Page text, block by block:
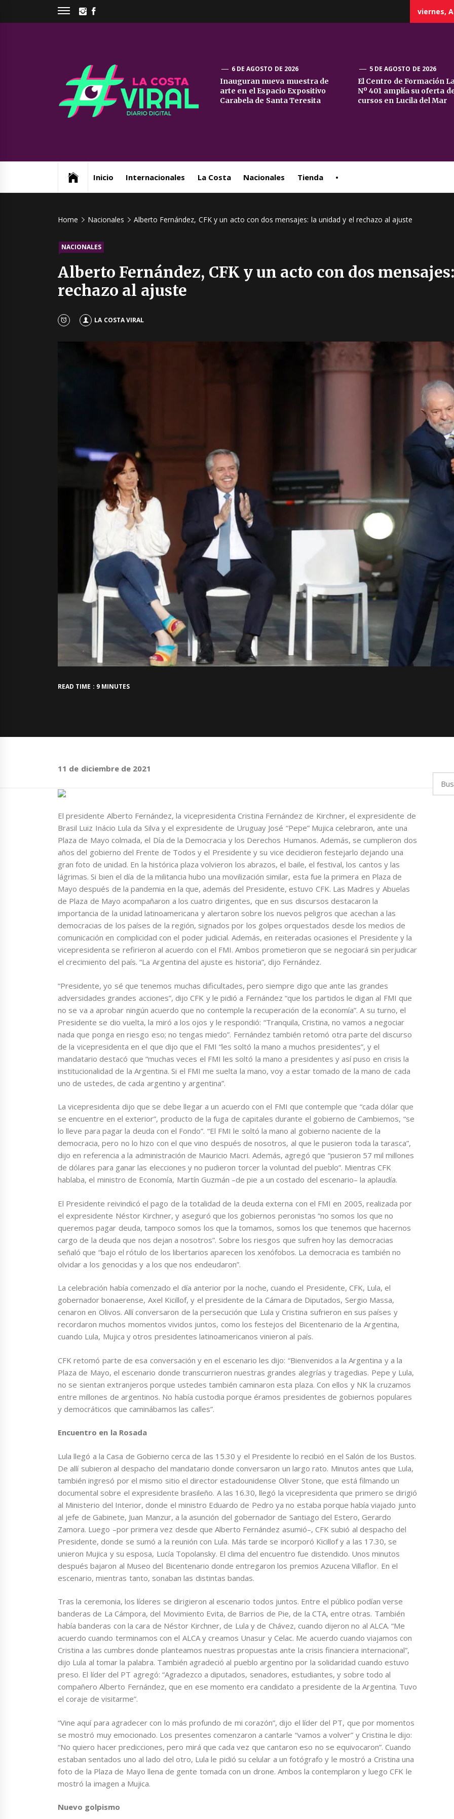
INSTAGRAM
viernes,
La
Costa
6 DE AGOSTO DE 2026
Inauguran nueva muestra de
arte en el Espacio Expositivo
Carabela de Santa Teresita
5 DE AGOSTO DE 2026
El Centro de Formación
Nº 401 amplía su oferta
cursos en Lucila del Mar
Inicio Internacionales La Costa Nacionales Tienda •
Home Nacionales Alberto Fernández, CFK y un acto con dos mensajes: la unidad y el rechazo al ajuste
NACIONALES
Alberto Fernández, CFK y un acto con dos
rechazo al ajuste
LA COSTA VIRAL
READ TIME : 9 MINUTES
11 de diciembre de 2021
El presidente Alberto Fernández, la vicepresidenta Cristina Fernández de Kirchner, el expresidente de
Brasil Luiz Inácio Lula da Silva y el expresidente de Uruguay José “Pepe” Mujica celebraron, ante una
Plaza de Mayo colmada, el Día de la Democracia y los Derechos Humanos. Además, se cumplieron dos
años del gobierno del Frente de Todos y el Presidente y su vice decidieron festejarlo dejando una
gran foto de unidad. En la histórica plaza volvieron los abrazos, el baile, el festival, los cantos y las
lágrimas. Si bien el día de la militancia hubo una movilización similar, esta fue la primera en Plaza de
Mayo después de la pandemia en la que, además del Presidente, estuvo CFK. Las Madres y Abuelas
de Plaza de Mayo acompañaron a los cuatro dirigentes, que en sus discursos destacaron la
importancia de la unidad latinoamericana y alertaron sobre los nuevos peligros que acechan a las
democracias de los países de la región, signados por los golpes orquestados desde los medios de
comunicación en complicidad con el poder judicial. Además, en reiteradas ocasiones el Presidente y la
vicepresidenta se refirieron al acuerdo con el FMI. Ambos prometieron que se negociará sin perjudicar
el crecimiento del país. “La Argentina del ajuste es historia”, dijo Fernández.
“Presidente, yo sé que tenemos muchas dificultades, pero siempre digo que ante las grandes
adversidades grandes acciones”, dijo CFK y le pidió a Fernández “que los partidos le digan al FMI que
no se va a aprobar ningún acuerdo que no contemple la recuperación de la economía”. A su turno, el
Presidente se dio vuelta, la miró a los ojos y le respondió: “Tranquila, Cristina, no vamos a negociar
nada que ponga en riesgo eso; no tengas miedo”. Fernández también retomó otra parte del discurso
de la vicepresidenta en el que dijo que el FMI “les soltó la mano a muchos presidentes”, y el
mandatario destacó que “muchas veces el FMI les soltó la mano a presidentes y así puso en crisis la
institucionalidad de la Argentina. Si el FMI me suelta la mano, voy a estar tomado de la mano de cada
uno de ustedes, de cada argentino y argentina”.
La vicepresidenta dijo que se debe llegar a un acuerdo con el FMI que contemple que “cada dólar que
se encuentre en el exterior”, producto de la fuga de capitales durante el gobierno de Cambiemos, “se
lo lleve para pagar la deuda con el Fondo”. “El FMI le soltó la mano al gobierno naciente de la
democracia, pero no lo hizo con el que vino después de nosotros, al que le pusieron toda la tarasca”,
dijo en referencia a la administración de Mauricio Macri. Además, agregó que “pusieron 57 mil millones
de dólares para ganar las elecciones y no pudieron torcer la voluntad del pueblo”. Mientras CFK
hablaba, el ministro de Economía, Martín Guzmán –de pie a un costado del escenario– la aplaudía.
El Presidente reivindicó el pago de la totalidad de la deuda externa con el FMI en 2005, realizada por
el expresidente Néstor Kirchner, y aseguró que los gobiernos peronistas “no somos los que no
queremos pagar deuda, tampoco somos los que la tomamos, somos los que tenemos que hacernos
cargo de la deuda que nos dejan a nosotros”. Sobre los riesgos que sufren hoy las democracias
señaló que “bajo el rótulo de los libertarios aparecen los xenófobos. La democracia es también no
olvidar a los genocidas y a los que nos endeudaron”.
La celebración había comenzado el día anterior por la noche, cuando el Presidente, CFK, Lula, el
gobernador bonaerense, Axel Kicillof, y el presidente de la Cámara de Diputados, Sergio Massa,
cenaron en Olivos. Allí conversaron de la persecución que Lula y Cristina sufrieron en sus países y
recordaron muchos momentos vividos juntos, como los festejos del Bicentenario de la Argentina,
cuando Lula, Mujica y otros presidentes latinoamericanos vinieron al país.
CFK retomó parte de esa conversación y en el escenario les dijo: “Bienvenidos a la Argentina y a la
Plaza de Mayo, el escenario donde transcurrieron nuestras grandes alegrías y tragedias. Pepe y Lula,
no se sientan extranjeros porque ustedes también caminaron esta plaza. Con ellos y NK la cruzamos
entre millones de argentinos. No había custodia porque éramos presidentes de gobiernos populares
y democráticos que caminábamos las calles”.
Encuentro en la Rosada
Lula llegó a la Casa de Gobierno cerca de las 15.30 y el Presidente lo recibió en el Salón de los Bustos.
De allí subieron al despacho del mandatario donde conversaron un largo rato. Minutos antes que Lula,
también ingresó por el mismo sitio el director estadounidense Oliver Stone, que está filmando un
documental sobre el expresidente brasileño. A las 16.30, llegó la vicepresidenta que primero se dirigió
al Ministerio del Interior, donde el ministro Eduardo de Pedro ya no estaba porque había viajado junto
al jefe de Gabinete, Juan Manzur, a la asunción del gobernador de Santiago del Estero, Gerardo
Zamora. Luego –por primera vez desde que Alberto Fernández asumió–, CFK subió al despacho del
Presidente, donde se sumó a la reunión con Lula. Más tarde se incorporó Kicillof y a las 17.30, se
unieron Mujica y su esposa, Lucía Topolansky. El clima del encuentro fue distendido. Unos minutos
después bajaron al Museo del Bicentenario donde entregaron los premios Azucena Villaflor. En el
escenario, mientras tanto, sonaban las distintas bandas.
Tras la ceremonia, los líderes se dirigieron al escenario todos juntos. Entre el público podían verse
banderas de La Cámpora, del Movimiento Evita, de Barrios de Pie, de la CTA, entre otras. También
había banderas con la cara de Néstor Kirchner, de Lula y de Chávez, cuando dijeron no al ALCA. “Me
acuerdo cuando terminamos con el ALCA y creamos Unasur y Celac. Me acuerdo cuando viajamos con
Cristina a las cumbres donde planteamos nuestras propuestas ante la crisis financiera internacional”,
dijo Lula al tomar la palabra. También agradeció al pueblo argentino por la solidaridad cuando estuvo
preso. El líder del PT agregó: “Agradezco a diputados, senadores, estudiantes, y sobre todo al
compañero Alberto Fernández, que en ese momento era candidato a presidente de la Argentina. Tuvo
el coraje de visitarme”.
“Vine aquí para agradecer con lo más profundo de mi corazón”, dijo el líder del PT, que por momentos
se mostró muy emocionado. Los presentes comenzaron a cantarle “vamos a volver” y Cristina le dijo:
“No quiero hacer predicciones, pero mirá que cada vez que cantaron eso no se equivocaron”. Cuando
estaban sentados uno al lado del otro, Lula le pidió su celular a un fotógrafo y le mostró a Cristina una
foto de la Plaza de Mayo llena de gente tomada con un drone. Ambos la contemplaron y luego CFK le
mostró la imagen a Mujica.
Nuevo golpismo